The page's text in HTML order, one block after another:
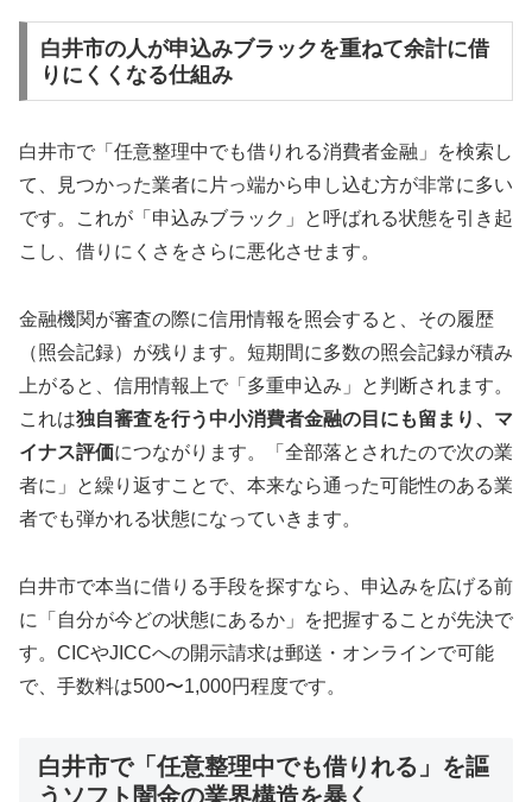
白井市の人が申込みブラックを重ねて余計に借
りにくくなる仕組み
白井市で「任意整理中でも借りれる消費者金融」を検索し
て、見つかった業者に片っ端から申し込む方が非常に多い
です。これが「申込みブラック」と呼ばれる状態を引き起
こし、借りにくさをさらに悪化させます。
金融機関が審査の際に信用情報を照会すると、その履歴
（照会記録）が残ります。短期間に多数の照会記録が積み
上がると、信用情報上で「多重申込み」と判断されます。
これは独自審査を行う中小消費者金融の目にも留まり、マ
イナス評価につながります。「全部落とされたので次の業
者に」と繰り返すことで、本来なら通った可能性のある業
者でも弾かれる状態になっていきます。
白井市で本当に借りる手段を探すなら、申込みを広げる前
に「自分が今どの状態にあるか」を把握することが先決で
す。CICやJICCへの開示請求は郵送・オンラインで可能
で、手数料は500〜1,000円程度です。
白井市で「任意整理中でも借りれる」を謳
うソフト闇金の業界構造を暴く